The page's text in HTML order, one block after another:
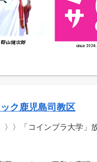
ク鹿児島司教区
〉〉「コインブラ大学」